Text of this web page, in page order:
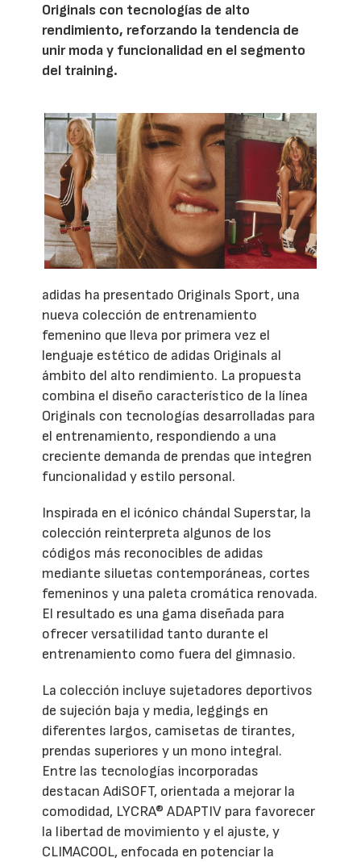
Originals con tecnologías de alto
rendimiento, reforzando la tendencia de
unir moda y funcionalidad en el segmento
del training.
adidas ha presentado Originals Sport, una
nueva colección de entrenamiento
femenino que lleva por primera vez el
lenguaje estético de adidas Originals al
ámbito del alto rendimiento. La propuesta
combina el diseño característico de la línea
Originals con tecnologías desarrolladas para
el entrenamiento, respondiendo a una
creciente demanda de prendas que integren
funcionalidad y estilo personal.
Inspirada en el icónico chándal Superstar, la
colección reinterpreta algunos de los
códigos más reconocibles de adidas
mediante siluetas contemporáneas, cortes
femeninos y una paleta cromática renovada.
El resultado es una gama diseñada para
ofrecer versatilidad tanto durante el
entrenamiento como fuera del gimnasio.
La colección incluye sujetadores deportivos
de sujeción baja y media, leggings en
diferentes largos, camisetas de tirantes,
prendas superiores y un mono integral.
Entre las tecnologías incorporadas
destacan AdiSOFT, orientada a mejorar la
comodidad, LYCRA® ADAPTIV para favorecer
la libertad de movimiento y el ajuste, y
CLIMACOOL, enfocada en potenciar la